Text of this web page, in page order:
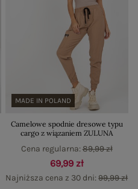
MADE IN POLAND
Camelowe spodnie dresowe typu
cargo z wiązaniem ZULUNA
69,99 zł
Najniższa cena z 30 dni:99,99 zł
Cena regularna:89,99 zł